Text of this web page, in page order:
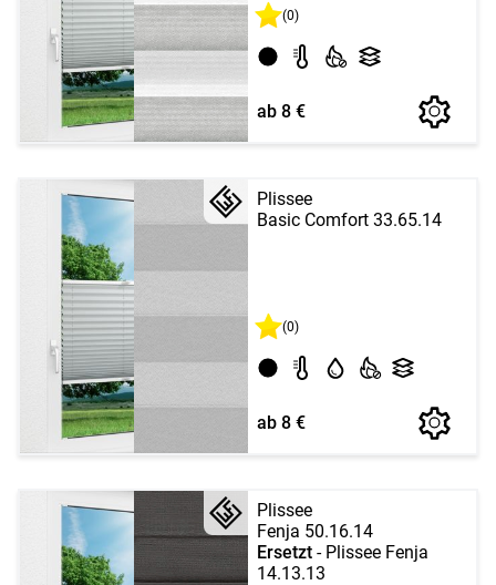
(0)
ab 8 €
Plissee
Basic Comfort 33.65.14
(0)
ab 8 €
Plissee
Fenja 50.16.14
Ersetzt - Plissee Fenja
14.13.13